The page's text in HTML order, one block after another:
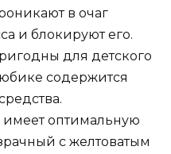
в очаг
и блокируют его.
для детского
содержится
имеет оптимальную
с желтоватым